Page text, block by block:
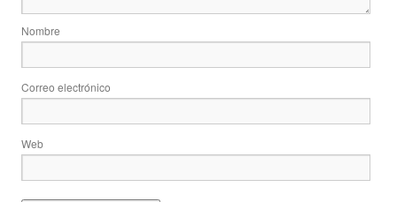
Nombre
Correo electrónico
Web